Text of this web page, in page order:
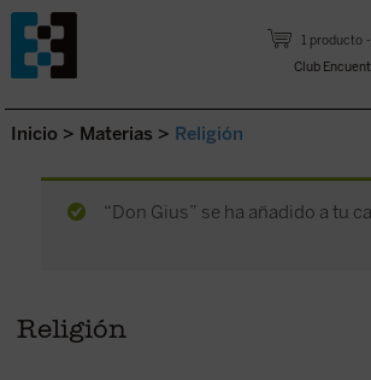
1 producto
Club
Saltar al contenido.
Inicio > Materias > Religión
“Don Gius” se ha añadido a tu
Religión